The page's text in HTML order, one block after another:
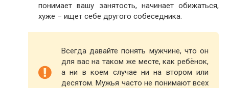
понимает вашу занятость, начинает обижаться,
хуже – ищет себе другого собеседника.
Всегда давайте понять мужчине, что он
для вас на таком же месте, как ребёнок,
а ни в коем случае ни на втором или
десятом. Мужья часто не понимают всех